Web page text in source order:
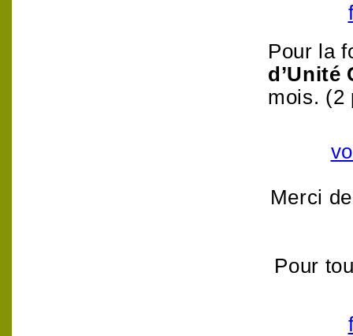
Pour la
d’Unité
mois. (2
Merci
Pour